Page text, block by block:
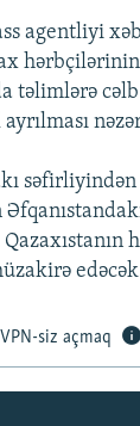
KITABXANASI
ISTIFADƏ
saytları
agentliyi
təlimlərə
VPN-siz açmaq